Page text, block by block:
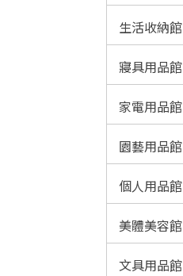
生活收納館
寢具用品館
家電用品館
園藝用品館
個人用品館
美體美容館
文具用品館